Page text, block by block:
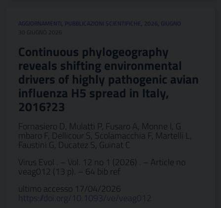
AGGIORNAMENTI, PUBBLICAZIONI SCIENTIFICHE, 2026, GIUGNO
30 GIUGNO 2026
Continuous phylogeography
reveals shifting environmental
drivers of highly pathogenic avian
influenza H5 spread in Italy,
2016?23
Fornasiero D, Mulatti P, Fusaro A, Monne I, G
mbaro F, Dellicour S, Scolamacchia F, Martelli L,
Faustini G, Ducatez S, Guinat C
Virus Evol . – Vol. 12 no 1 (2026) . – Article no
veag012 (13 p). – 64 bib ref
ultimo accesso 17/04/2026
https://doi.org/10.1093/ve/veag012